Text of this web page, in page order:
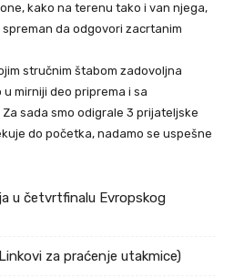
kako na terenu tako i van njega,
da odgovori zacrtanim
stručnim štabom zadovoljna
mirniji deo priprema i sa
sada smo odigrale 3 prijateljske
do početka, nadamo se uspešne
u četvrtfinalu Evropskog
za praćenje utakmice)